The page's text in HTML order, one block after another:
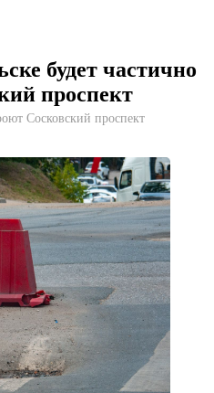
будет частично
проспект
Сосковский проспект